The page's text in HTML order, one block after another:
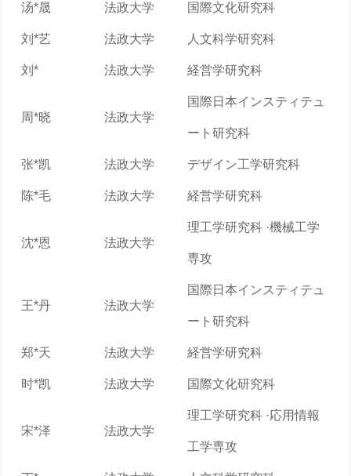
汤*晟 法政大学 国際文化研究科
刘*艺 法政大学 人文科学研究科
刘* 法政大学 経営学研究科
周*晓 法政大学
国際日本インスティテュ
ート研究科
张*凯 法政大学 デザイン工学研究科
陈*毛 法政大学 経営学研究科
沈*恩 法政大学
理工学研究科 ·機械工学
専攻
王*丹 法政大学
国際日本インスティテュ
ート研究科
郑*天 法政大学 経営学研究科
时*凯 法政大学 国際文化研究科
宋*泽 法政大学
理工学研究科 ·応用情報
工学専攻